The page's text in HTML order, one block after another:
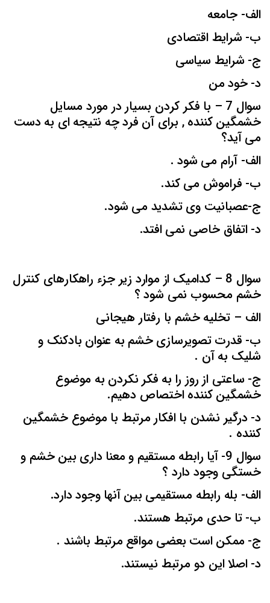
الف- جامعه
ب- شرایط اقتصادی
ج- شرایط سیاسی
د- خود من
سوال 7 – با فکر کردن بسیار در مورد مسایل
خشمگین کننده , برای آن فرد چه نتیجه ای به دست
می آید؟
الف- آرام می شود .
ب- فراموش می کند.
ج-عصبانیت وی تشدید می شود.
د- اتفاق خاصی نمی افتد.
سوال 8 – کدامیک از موارد زیر جزء راهکارهای کنترل
خشم محسوب نمی شود ؟
الف – تخلیه خشم با رفتار هیجانی
ب- قدرت تصویرسازی خشم به عنوان بادکنک و
شلیک به آن .
ج- ساعتی از روز را به فکر نکردن به موضوع
خشمگین کننده اختصاص دهیم.
د- درگیر نشدن با افکار مرتبط با موضوع خشمگین
کننده .
سوال 9- آیا رابطه مستقیم و معنا داری بین خشم و
خستگی وجود دارد ؟
الف- بله رابطه مستقیمی بین آنها وجود دارد.
ب- تا حدی مرتبط هستند.
ج- ممکن است بعضی مواقع مرتبط باشند .
د- اصلا این دو مرتبط نیستند.